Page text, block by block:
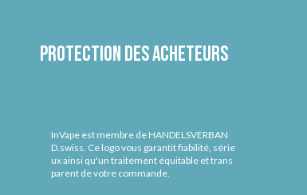
Protection des acheteurs
InVape est membre de HANDELSVERBAN
D.swiss. Ce logo vous garantit fiabilité, série
ux ainsi qu'un traitement équitable et trans
parent de votre commande.